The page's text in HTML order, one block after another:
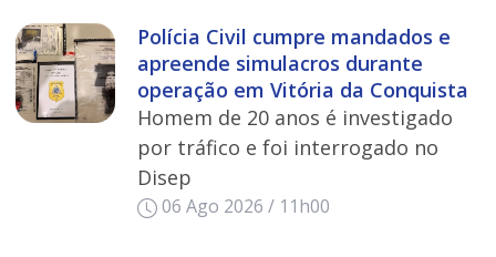
Polícia Civil cumpre mandados e
apreende simulacros durante
operação em Vitória da Conquista
Homem de 20 anos é investigado
por tráfico e foi interrogado no
Disep
06 Ago 2026 / 11h00